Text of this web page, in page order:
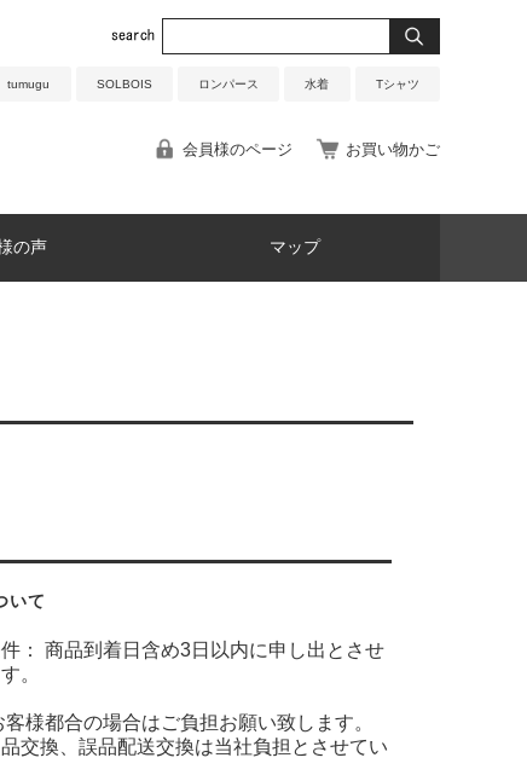
tumugu SOLBOIS ロンパース 水着 Tシャツ
会員様のページ お買い物かご
の声 マップ
いて
： 商品到着日含め3日以内に申し出とさせ
。
様都合の場合はご負担お願い致します。
交換、誤品配送交換は当社負担とさせてい